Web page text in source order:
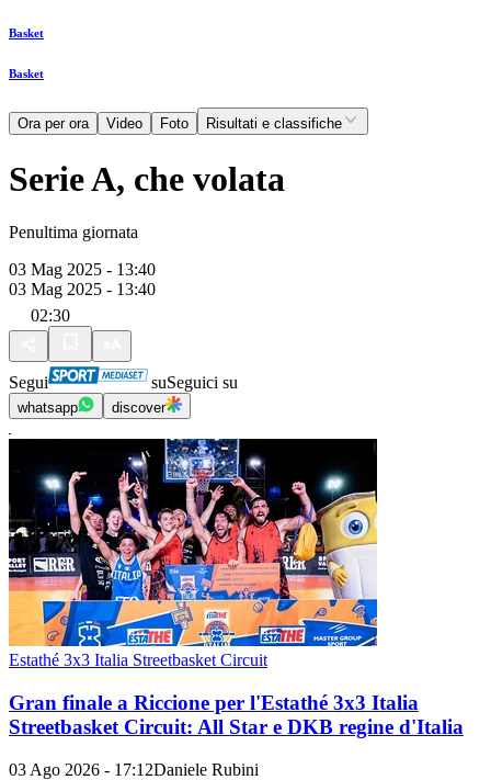
Basket
Basket
Ora per ora Video Foto Risultati e classifiche
Serie A, che volata
Penultima giornata
03 Mag 2025 - 13:40
03 Mag 2025 - 13:40
02:30
Segui suSeguici su
whatsapp discover
Estathé 3x3 Italia Streetbasket Circuit
Gran finale a Riccione per l'Estathé 3x3 Italia
Streetbasket Circuit: All Star e DKB regine d'Italia
03 Ago 2026 - 17:12Daniele Rubini